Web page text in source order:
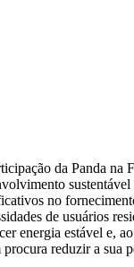
da Panda na
no
de usuários
energia estável e,
procura reduzir a sua